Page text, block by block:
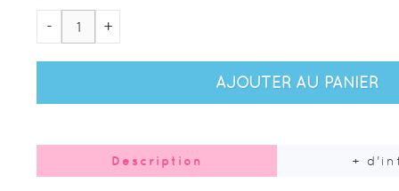
- +
AJOUTER AU PANIER
Description +